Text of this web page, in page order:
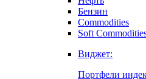
Бензин
Commodities
Soft
Виджет:
Портфели